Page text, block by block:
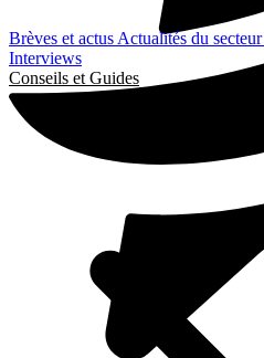
Brèves et actus Actualités du secteur
Interviews
Conseils et Guides